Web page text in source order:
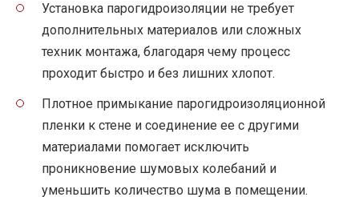
Установка парогидроизоляции не требует
дополнительных материалов или сложных
техник монтажа, благодаря чему процесс
проходит быстро и без лишних хлопот.
Плотное примыкание парогидроизоляционной
пленки к стене и соединение ее с другими
материалами помогает исключить
проникновение шумовых колебаний и
уменьшить количество шума в помещении.